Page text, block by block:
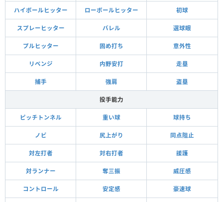
ハイボールヒッター ローボールヒッター 初球
スプレーヒッター バレル 選球眼
プルヒッター 固め打ち 意外性
リベンジ 内野安打 走塁
捕手 強肩 盗塁
投手能力
ピッチトンネル 重い球 球持ち
ノビ 尻上がり 同点阻止
対左打者 対右打者 援護
対ランナー 奪三振 威圧感
コントロール 安定感 豪速球